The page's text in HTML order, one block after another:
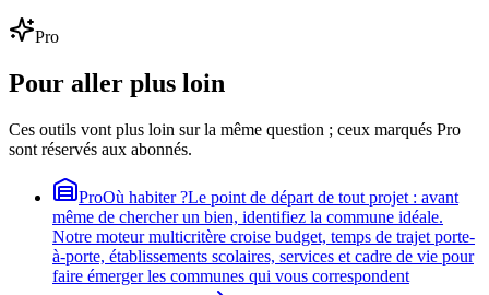
Pro
Pour aller plus loin
Ces outils vont plus loin sur la même question ; ceux marqués Pro
sont réservés aux abonnés.
ProOù habiter ?Le point de départ de tout projet : avant
même de chercher un bien, identifiez la commune idéale.
Notre moteur multicritère croise budget, temps de trajet porte-
à-porte, établissements scolaires, services et cadre de vie pour
faire émerger les communes qui vous correspondent